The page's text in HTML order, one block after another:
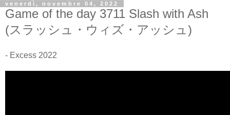
venerdì, novembre 04, 2022
Game of the day 3711 Slash with Ash
(スラッシュ・ウィズ・アッシュ)
- Excess 2022